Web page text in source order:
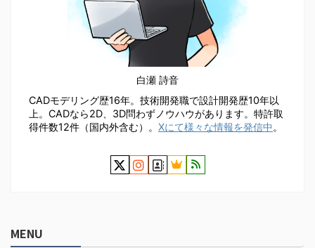
白瀬 詩音
CADモデリング歴16年。技術開発職で設計開発歴10年以
上。CADなら2D、3D問わずノウハウがあります。特許取
得件数12件（国内外含む）。 Xにて様々な情報を発信中。
MENU